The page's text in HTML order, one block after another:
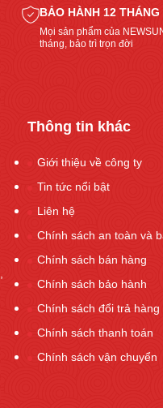
BẢO HÀNH 12 THÁNG
Mọi sản phẩm của
tháng, bảo trì trọn đời
Thông tin khác
Giới thiệu về công ty
Tin tức nổi bật
Liên hệ
Chính sách an toàn và
Chính sách bán hàng
Chính sách bảo hành
Chính sách đổi trả hàng
Chính sách thanh toán
Chính sách vận chuyển